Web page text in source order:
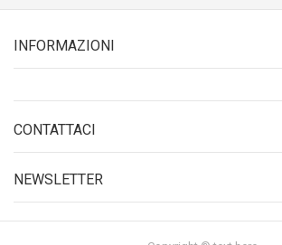
INFORMAZIONI
CONTATTACI
NEWSLETTER